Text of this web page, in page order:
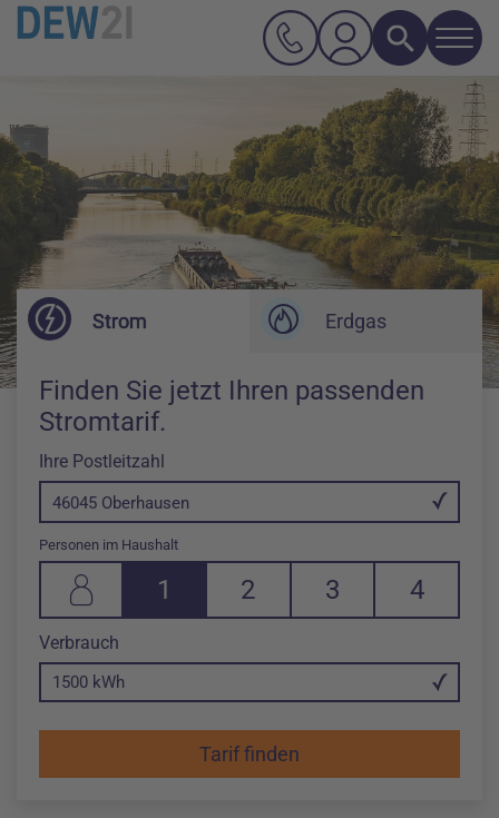
Suche
Strom Erdgas
Finden Sie jetzt Ihren passenden
Stromtarif.
Ihre Postleitzahl
46045 Oberhausen
Personen im Haushalt
1 Person in Haushalt
1 2 Personen in Haushalt
2 3 Personen in Haushalt
3 4 Personen in
4
Verbrauch